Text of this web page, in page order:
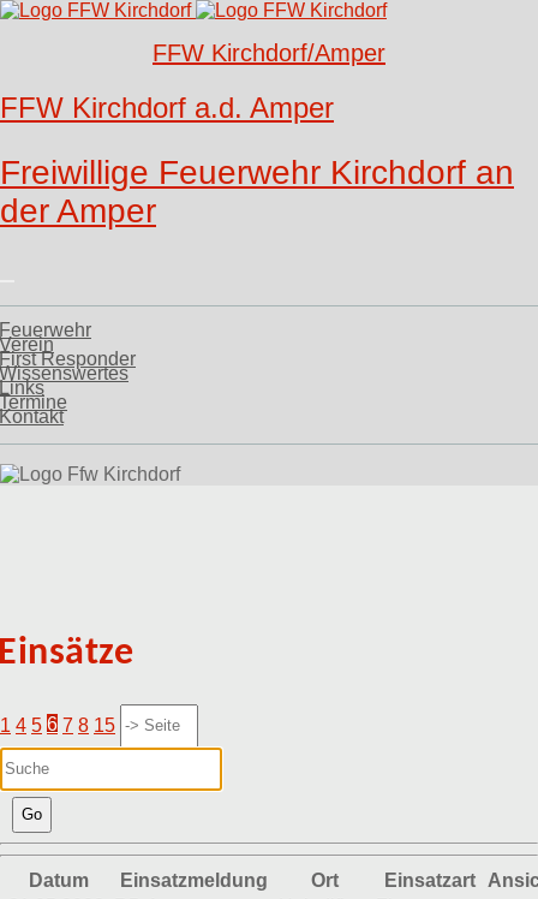
FFW Kirchdorf/Amper
FFW Kirchdorf a.d. Amper
Freiwillige Feuerwehr Kirchdorf an
der Amper
Feuerwehr
Verein
First Responder
Wissenswertes
Links
Termine
Kontakt
1 4 5 6 7 8 15
Go
Datum Einsatzmeldung Ort Einsatzart